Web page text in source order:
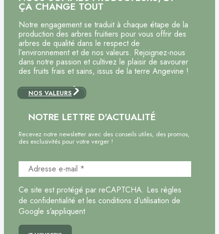
ÇA CHANGE TOUT
Notre engagement se traduit à chaque étape de la
production des arbres fruitiers pour vous offrir des
arbres de qualité dans le respect de
l’environnement et de nos valeurs. Rejoignez-nous
dans notre passion et cultivez le plaisir de savourer
des fruits frais et sains, issus de la terre Angevine !
NOS VALEURS
NOTRE LETTRE D'ACTUALITÉ
Recevez notre newsletter avec des conseils utiles, des promos,
des exclusivités pour votre verger !
Ce site est protégé par reCAPTCHA. Les règles
de confidentialité et les conditions d’utilisation de
Google s’appliquent